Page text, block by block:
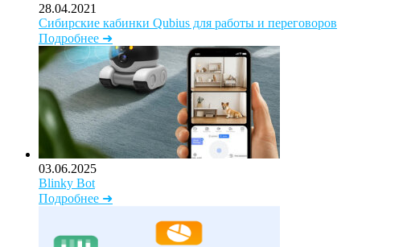
28.04.2021
Сибирские кабинки Qubius для работы и переговоров
Подробнее ➜
03.06.2025
Blinky Bot
Подробнее ➜